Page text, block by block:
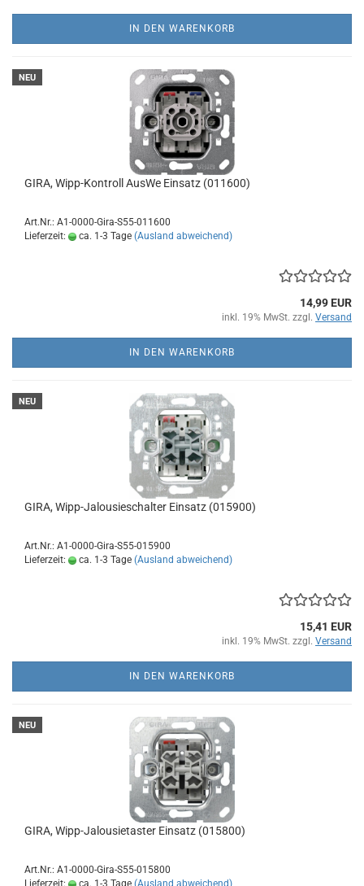
IN DEN WARENKORB
NEU
GIRA, Wipp-Kontroll AusWe Einsatz (011600)
Art.Nr.: A1-0000-Gira-S55-011600
Lieferzeit:
ca. 1-3 Tage (Ausland abweichend)
14,99 EUR
inkl. 19% MwSt. zzgl. Versand
IN DEN WARENKORB
NEU
GIRA, Wipp-Jalousieschalter Einsatz (015900)
Art.Nr.: A1-0000-Gira-S55-015900
Lieferzeit:
ca. 1-3 Tage (Ausland abweichend)
15,41 EUR
inkl. 19% MwSt. zzgl. Versand
IN DEN WARENKORB
NEU
GIRA, Wipp-Jalousietaster Einsatz (015800)
Art.Nr.: A1-0000-Gira-S55-015800
Lieferzeit:
ca. 1-3 Tage (Ausland abweichend)